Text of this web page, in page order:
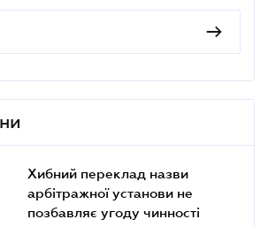
Хибний переклад назви
арбітражної установи не
позбавляє угоду чинності